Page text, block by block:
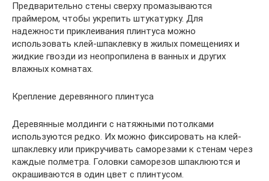
Предварительно стены сверху промазываются
праймером, чтобы укрепить штукатурку. Для
надежности приклеивания плинтуса можно
использовать клей-шпаклевку в жилых помещениях и
жидкие гвозди из неопропилена в ванных и других
влажных комнатах.
Крепление деревянного плинтуса
Деревянные молдинги с натяжными потолками
используются редко. Их можно фиксировать на клей-
шпаклевку или прикручивать саморезами к стенам через
каждые полметра. Головки саморезов шпаклюются и
окрашиваются в один цвет с плинтусом.